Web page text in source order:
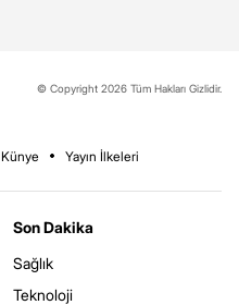
© Copyright 2026 Tüm Hakları Gizlidir.
Künye Yayın İlkeleri
Son Dakika
Sağlık
Teknoloji